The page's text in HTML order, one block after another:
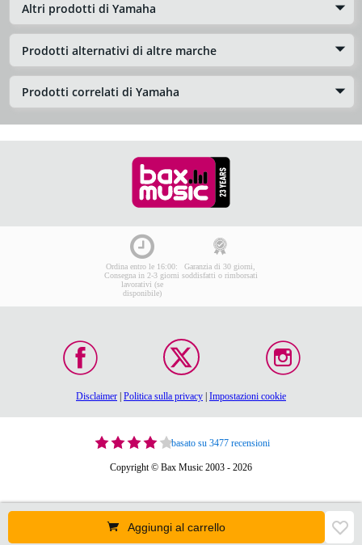
Altri prodotti di Yamaha
Prodotti alternativi di altre marche
Prodotti correlati di Yamaha
Aggiungi al carrello
Ordina entro le 16:00:
Consegna in 2-3 giorni
lavorativi (se
disponibile)
Garanzia di 30 giorni,
soddisfatti o rimborsati
Disclaimer | Politica sulla privacy | Impostazioni cookie
basato su 3477 recensioni
Copyright © Bax Music 2003 - 2026